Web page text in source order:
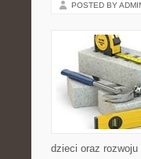
POSTED BY
dzieci oraz